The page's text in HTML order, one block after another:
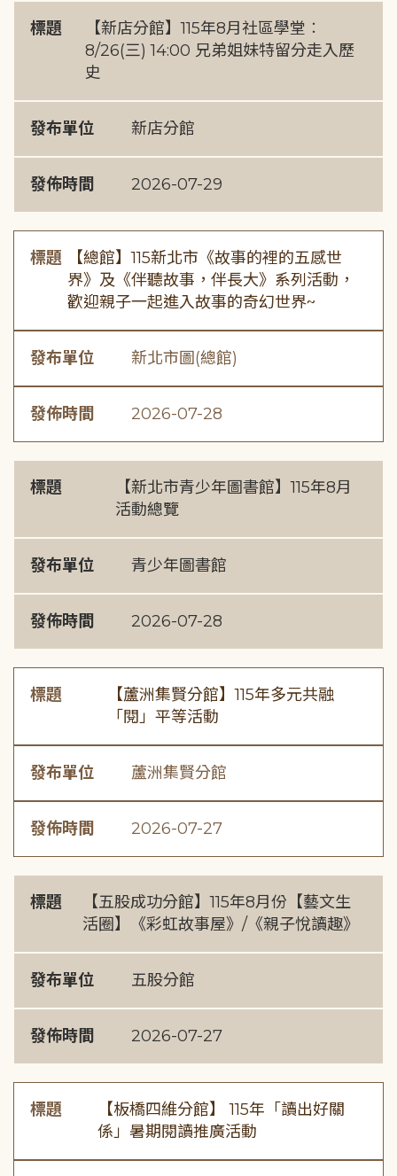
標題
【新店分館】115年8月社區學堂︰
8/26(三) 14:00 兄弟姐妹特留分走入歷
史
發布單位 新店分館
發佈時間 2026-07-29
標題
【總館】115新北市《故事的裡的五感世
界》及《伴聽故事，伴長大》系列活動，
歡迎親子一起進入故事的奇幻世界~
發布單位 新北市圖(總館)
發佈時間 2026-07-28
標題
【新北市青少年圖書館】115年8月
活動總覽
發布單位 青少年圖書館
發佈時間 2026-07-28
標題
【蘆洲集賢分館】115年多元共融
「閱」平等活動
發布單位 蘆洲集賢分館
發佈時間 2026-07-27
標題
【五股成功分館】115年8月份【藝文生
活圈】《彩虹故事屋》/《親子悅讀趣》
發布單位 五股分館
發佈時間 2026-07-27
標題
【板橋四維分館】 115年「讀出好關
係」暑期閱讀推廣活動